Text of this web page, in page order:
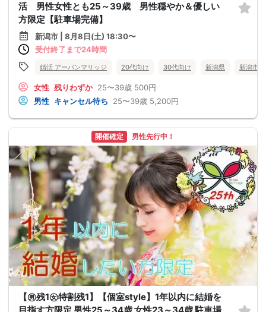
活 男性女性とも25～39歳 男性穏やか＆優しい
方限定【駐車場完備】
新潟市 | 8月8日(土) 18:30〜
受付終了まで24時間
婚活 アーバンマリッジ 20代向け 30代向け 新潟県 新潟市
女性 残りわずか 25〜39歳 500円
男性 キャンセル待ち 25〜39歳 5,200円
開催確定 男性先行中！
【㊚残1㊛特割残1】【個室style】1年以内に結婚を
目指す方限定 男性25～34歳 女性23～34歳 駐車場